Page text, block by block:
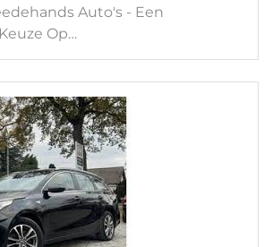
Auto's - Een
Op…